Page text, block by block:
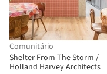
Comunitário
Shelter From The Storm /
Holland Harvey Architects